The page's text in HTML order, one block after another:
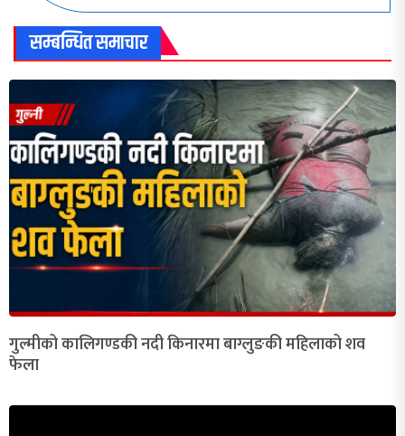
सम्बन्धित समाचार
गुल्मीको कालिगण्डकी नदी किनारमा बाग्लुङकी महिलाको शव
फेला